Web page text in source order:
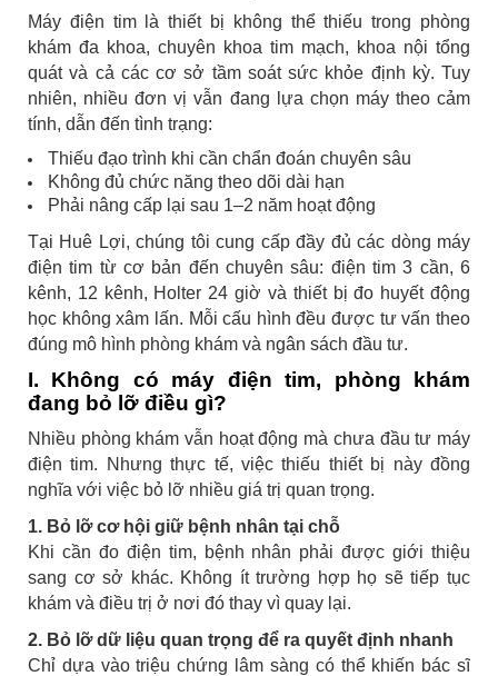
Máy điện tim là thiết bị không thể thiếu trong phòng
khám đa khoa, chuyên khoa tim mạch, khoa nội tổng
quát và cả các cơ sở tầm soát sức khỏe định kỳ. Tuy
nhiên, nhiều đơn vị vẫn đang lựa chọn máy theo cảm
tính, dẫn đến tình trạng:
Thiếu đạo trình khi cần chẩn đoán chuyên sâu
Không đủ chức năng theo dõi dài hạn
Phải nâng cấp lại sau 1–2 năm hoạt động
Tại Huê Lợi, chúng tôi cung cấp đầy đủ các dòng máy
điện tim từ cơ bản đến chuyên sâu: điện tim 3 cần, 6
kênh, 12 kênh, Holter 24 giờ và thiết bị đo huyết động
học không xâm lấn. Mỗi cấu hình đều được tư vấn theo
đúng mô hình phòng khám và ngân sách đầu tư.
I. Không có máy điện tim, phòng khám
đang bỏ lỡ điều gì?
Nhiều phòng khám vẫn hoạt động mà chưa đầu tư máy
điện tim. Nhưng thực tế, việc thiếu thiết bị này đồng
nghĩa với việc bỏ lỡ nhiều giá trị quan trọng.
1. Bỏ lỡ cơ hội giữ bệnh nhân tại chỗ
Khi cần đo điện tim, bệnh nhân phải được giới thiệu
sang cơ sở khác. Không ít trường hợp họ sẽ tiếp tục
khám và điều trị ở nơi đó thay vì quay lại.
2. Bỏ lỡ dữ liệu quan trọng để ra quyết định nhanh
Chỉ dựa vào triệu chứng lâm sàng có thể khiến bác sĩ